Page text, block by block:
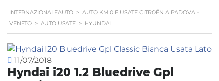
INTERNAZIONALEAUTO > AUTO KM 0 E USATE CITROËN A PADOVA –
VENETO > AUTO USATE > HYUNDAI
11/07/2018
Hyndai i20 1.2 Bluedrive Gpl